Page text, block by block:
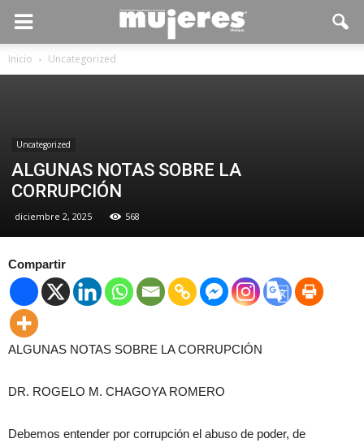
Inicio Uncategorized
Uncategorized
ALGUNAS NOTAS SOBRE LA
CORRUPCIÓN
diciembre 2, 2025 568
Compartir
ALGUNAS NOTAS SOBRE LA CORRUPCIÓN
DR. ROGELO M. CHAGOYA ROMERO
Debemos entender por corrupción el abuso de poder, de